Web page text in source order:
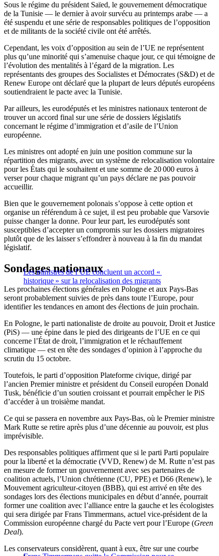
Sous le régime du président Saïed, le gouvernement démocratique
de la Tunisie — le dernier à avoir survécu au printemps arabe — a
été suspendu et une série de responsables politiques de l’opposition
et de militants de la société civile ont été arrêtés.
Cependant, les voix d’opposition au sein de l’UE ne représentent
plus qu’une minorité qui s’amenuise chaque jour, ce qui témoigne de
l’évolution des mentalités à l’égard de la migration. Les
représentants des groupes des Socialistes et Démocrates (S&D) et de
Renew Europe ont déclaré que la plupart de leurs députés européens
soutiendraient le pacte avec la Tunisie.
Par ailleurs, les eurodéputés et les ministres nationaux tenteront de
trouver un accord final sur une série de dossiers législatifs
concernant le régime d’immigration et d’asile de l’Union
européenne.
Les ministres ont adopté en juin une position commune sur la
répartition des migrants, avec un système de relocalisation volontaire
pour les États qui le souhaitent et une somme de 20 000 euros à
verser pour chaque migrant qu’un pays déclare ne pas pouvoir
accueillir.
Bien que le gouvernement polonais s’oppose à cette option et
organise un référendum à ce sujet, il est peu probable que Varsovie
puisse changer la donne. Pour leur part, les eurodéputés sont
susceptibles d’accepter un compromis sur les dossiers migratoires
plutôt que de les laisser s’effondrer à nouveau à la fin du mandat
législatif.
Les ministres de l’UE concluent un accord «
historique » sur la relocalisation des migrants
Sondages nationaux
Les prochaines élections générales en Pologne et aux Pays-Bas
seront probablement suivies de près dans toute l’Europe, pour
identifier les tendances en amont des élections de juin prochain.
En Pologne, le parti nationaliste de droite au pouvoir, Droit et Justice
(PiS) — une épine dans le pied des dirigeants de l’UE en ce qui
concerne l’État de droit, l’immigration et le réchauffement
climatique — est en tête des sondages d’opinion à l’approche du
scrutin du 15 octobre.
Toutefois, le parti d’opposition Plateforme civique, dirigé par
l’ancien Premier ministre et président du Conseil européen Donald
Tusk, bénéficie d’un soutien croissant et pourrait empêcher le PiS
d’accéder à un troisième mandat.
Ce qui se passera en novembre aux Pays-Bas, où le Premier ministre
Mark Rutte se retire après plus d’une décennie au pouvoir, est plus
imprévisible.
Des responsables politiques affirment que si le parti Parti populaire
pour la liberté et la démocratie (VVD, Renew) de M. Rutte n’est pas
en mesure de former un gouvernement avec ses partenaires de
coalition actuels, l’Union chrétienne (CU, PPE) et D66 (Renew), le
Mouvement agriculteur-citoyen (BBB), qui est arrivé en tête des
sondages lors des élections municipales en début d’année, pourrait
former une coalition avec l’alliance entre la gauche et les écologistes
qui sera dirigée par Frans Timmermans, actuel vice-président de la
Commission européenne chargé du Pacte vert pour l’Europe (Green
Deal).
Les conservateurs considèrent, quant à eux, être sur une courbe